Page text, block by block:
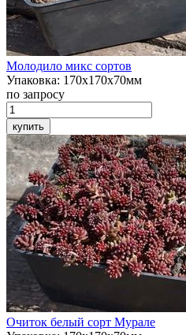
Молодило микс сортов
Упаковка: 170х170х70мм
по запросу
купить
Очиток белый сорт Мурале